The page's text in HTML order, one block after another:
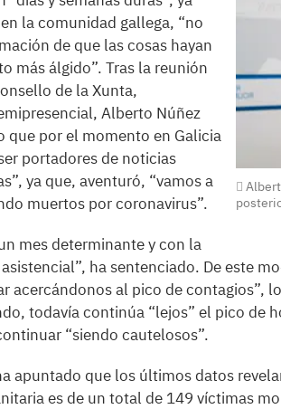
la comunidad gallega, “no
de que las cosas hayan
más álgido”. Tras la reunión
de la Xunta,
Alberto Núñez
que por el momento en Galicia
portadores de noticias
ya que, aventuró, “vamos a
muertos por coronavirus”.
mes determinante y con la
ha sentenciado. De este
acercándonos al pico de contagios”,
todavía continúa “lejos” el pico de
“siendo cautelosos”.
apuntado que los últimos datos
es de un total de 149 víctimas